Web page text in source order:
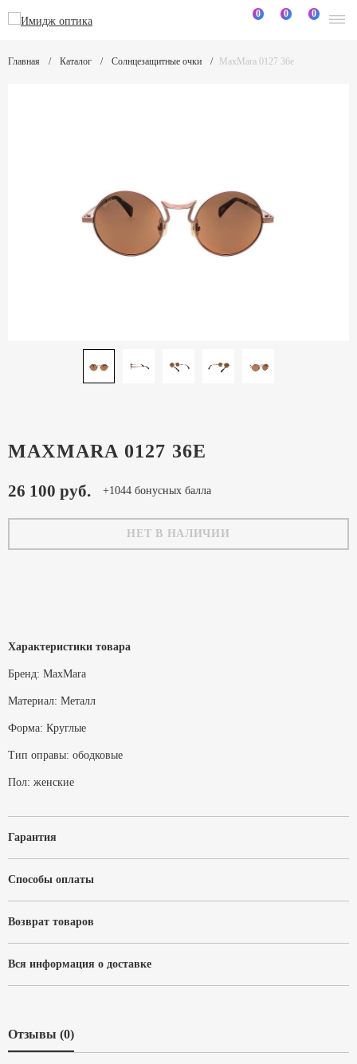
0 0 0
Главная Каталог Солнцезащитные очки MaxMara 0127 36e
MAXMARA 0127 36E
26 100 руб. +1044 бонусных балла
НЕТ В НАЛИЧИИ
Характеристики товара
Бренд: MaxMara
Материал: Металл
Форма: Круглые
Тип оправы: ободковые
Пол: женские
Гарантия
Способы оплаты
Возврат товаров
Вся информация о доставке
Отзывы (0)